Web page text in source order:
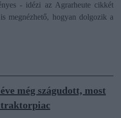
- idézi az Agrarheute cikkét
megnézhető, hogyan dolgozik a
még szágudott, most
traktorpiac